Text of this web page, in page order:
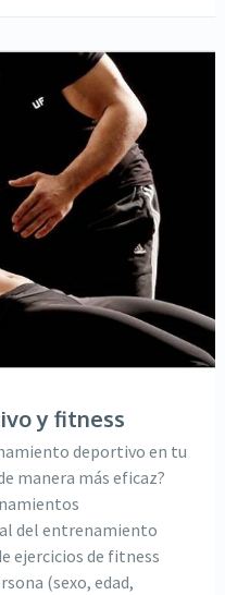
y fitness
deportivo en tu
manera más eficaz?
del entrenamiento
ejercicios de fitness
(sexo, edad,